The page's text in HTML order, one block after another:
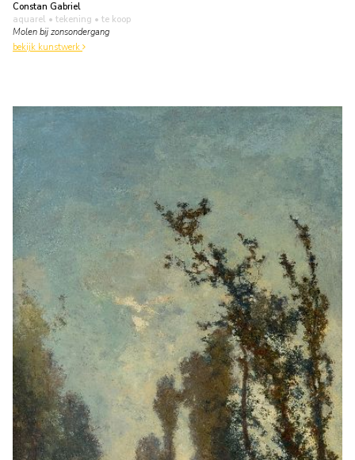
Constan Gabriel
aquarel • tekening • te koop
Molen bij zonsondergang
bekijk kunstwerk